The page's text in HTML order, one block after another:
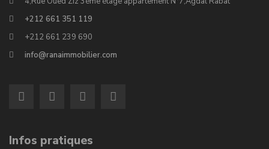
+212 661 351 119
+212 661 239 690
info@ranaimmobilier.com
Infos pratiques